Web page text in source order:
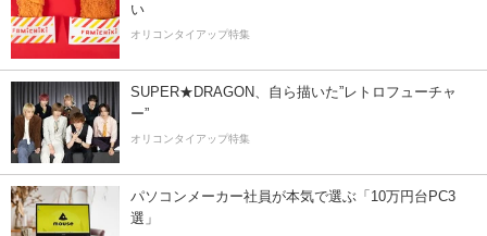
い
オリコンタイアップ特集
SUPER★DRAGON、自ら描いた”レトロフューチャ
ー”
オリコンタイアップ特集
パソコンメーカー社員が本気で選ぶ「10万円台PC3
選」